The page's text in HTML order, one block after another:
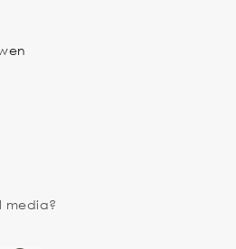
media?